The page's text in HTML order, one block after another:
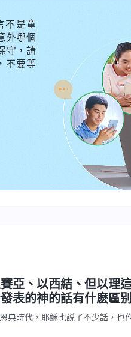
不是童
外哪個
守，請
不要等
亞、以西結、但以理
表的神的話有什麽區
典時代，耶穌也説了不少話，也